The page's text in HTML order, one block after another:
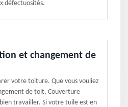
défectuosités.
et changement de
votre toiture. Que vous vouliez
de toit, Couverture
travailler. Si votre tuile est en